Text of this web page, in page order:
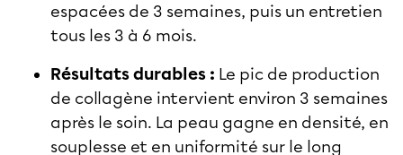
espacées de 3 semaines, puis un entretien
tous les 3 à 6 mois.
Résultats durables : Le pic de production
de collagène intervient environ 3 semaines
après le soin. La peau gagne en densité, en
souplesse et en uniformité sur le long